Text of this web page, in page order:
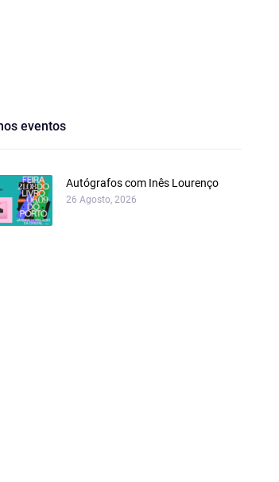
eventos
Autógrafos com Inês Lourenço
26 Agosto, 2026